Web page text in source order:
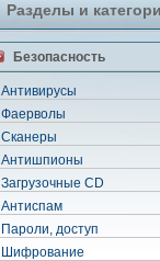
Разделы и
Безопасность
Антивирусы
Фаерволы
Сканеры
Антишпионы
Загрузочные CD
Антиспам
Пароли, доступ
Шифрование